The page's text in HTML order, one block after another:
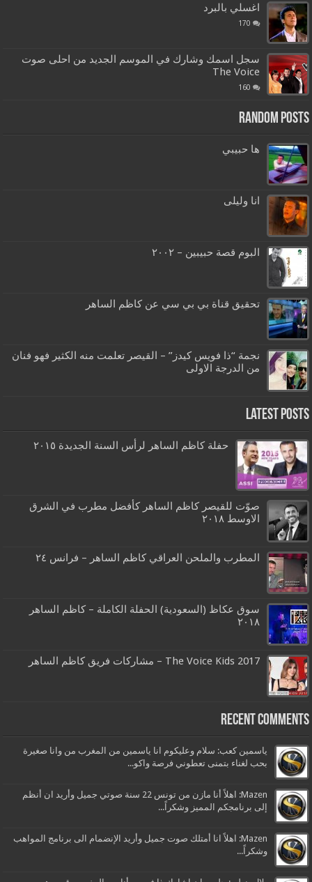
اغسلي بالبرد
170
سجل اسمك وشارك في الموسم الجديد من احلى صوت
The Voice
160
Random Posts
ها حبيبي
انا وليلى
البوم قصة حبيبين – ٢٠٠٢
تحقيق قناة بي بي سي عن كاظم الساهر
نجمة “ذا فويس كيدز” – القيصر تعلمت منه الكثير فهو فنان
من الدرجة الاولى
Latest Posts
حفلة كاظم الساهر لرأس السنة الجديدة ٢٠١٥
صوّت للقيصر كاظم الساهر كأفضل مطرب في الشرق
الاوسط ٢٠١٨
المطرب والملحن العراقي كاظم الساهر – فرانس ٢٤
سوق عكاظ (السعودية) الحفلة الكاملة – كاظم الساهر
٢٠١٨
The Voice Kids 2017 – مشاركات فريق كاظم الساهر
Recent Comments
ياسمين كعب: سلام وعليكوم انا ياسمين من المغرب من وانا صغيرة
بحب لغناء بتمنى تعطوني فرصة واكو...
Mazen: اهلاً أنا مازن من تونس 22 سنة صوتي جميل وأريد ان أنظم
إلى برنامجكم المميز وشكراً...
Mazen: اهلاً انا أمتلك صوت جميل وأريد الإنضمام الى برنامج المواهب
وشكراً...